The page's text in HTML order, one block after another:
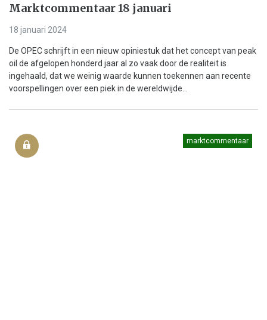
Marktcommentaar 18 januari
18 januari 2024
De OPEC schrijft in een nieuw opiniestuk dat het concept van peak
oil de afgelopen honderd jaar al zo vaak door de realiteit is
ingehaald, dat we weinig waarde kunnen toekennen aan recente
voorspellingen over een piek in de wereldwijde...
marktcommentaar